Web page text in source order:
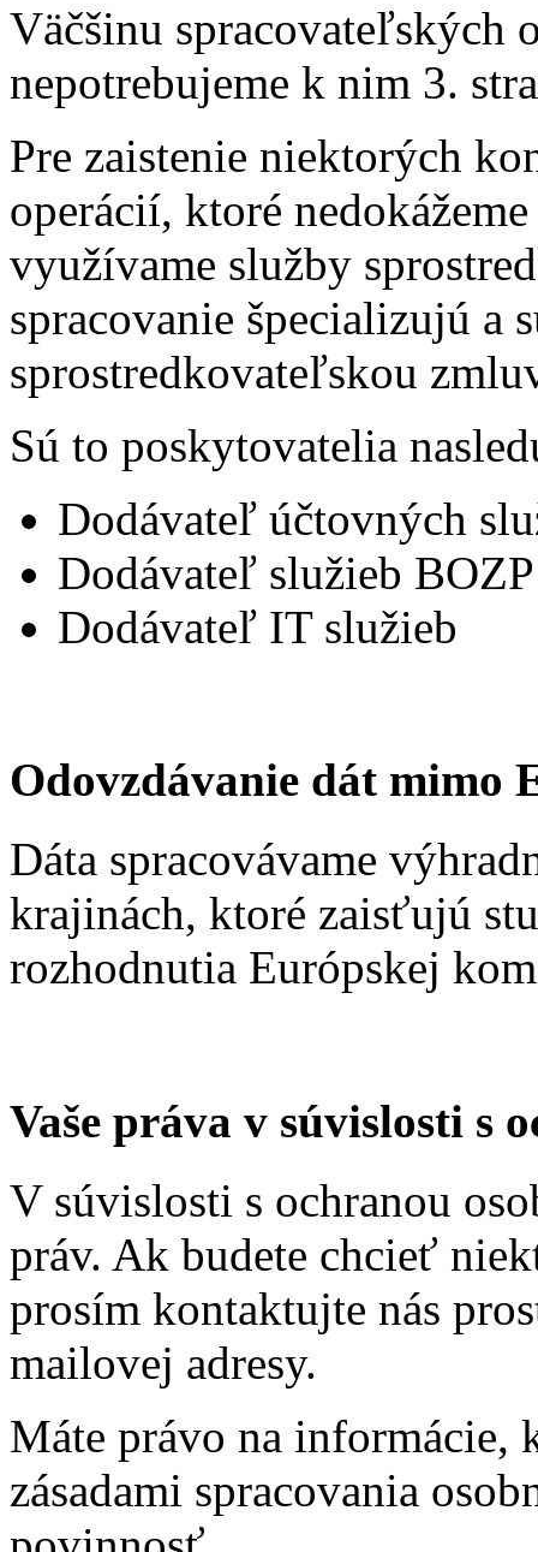
Väčšinu spracovateľských
nepotrebujeme k nim 3.
Pre zaistenie niektorých
operácií, ktoré
využívame služby
spracovanie špecializujú a
sprostredkovateľskou
Sú to poskytovatelia
Dodávateľ účtovných
Dodávateľ služieb BOZP
Dodávateľ IT služieb
Odovzdávanie dát mimo
Dáta spracovávame
krajinách, ktoré zaisťujú
rozhodnutia Európskej
Vaše práva v súvislosti s
V súvislosti s ochranou
práv. Ak budete chcieť
prosím kontaktujte nás
mailovej adresy.
Máte právo na informácie,
zásadami spracovania